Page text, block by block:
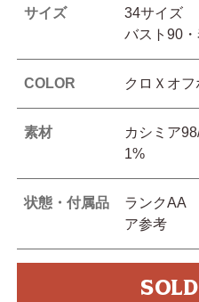
サイズ
34サイ
バスト90
COLOR クロＸオフ
素材
カシミア
1%
状態・付属品
ランク
ア参考